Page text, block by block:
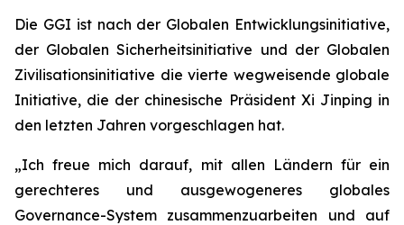
Die GGI ist nach der Globalen Entwicklungsinitiative,
der Globalen Sicherheitsinitiative und der Globalen
Zivilisationsinitiative die vierte wegweisende globale
Initiative, die der chinesische Präsident Xi Jinping in
den letzten Jahren vorgeschlagen hat.
„Ich freue mich darauf, mit allen Ländern für ein
gerechteres und ausgewogeneres globales
Governance-System zusammenzuarbeiten und auf